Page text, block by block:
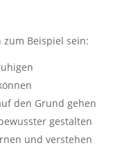
Beispiel sein:
den Grund gehen
gestalten
und verstehen